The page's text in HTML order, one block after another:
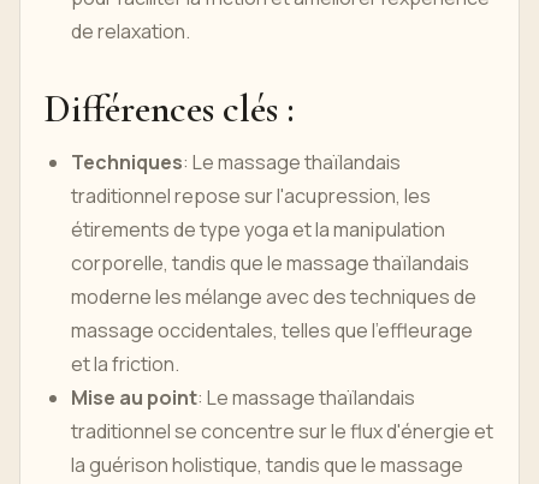
de relaxation.
Différences clés :
Techniques: Le massage thaïlandais
traditionnel repose sur l'acupression, les
étirements de type yoga et la manipulation
corporelle, tandis que le massage thaïlandais
moderne les mélange avec des techniques de
massage occidentales, telles que l'effleurage
et la friction.
Mise au point: Le massage thaïlandais
traditionnel se concentre sur le flux d'énergie et
la guérison holistique, tandis que le massage